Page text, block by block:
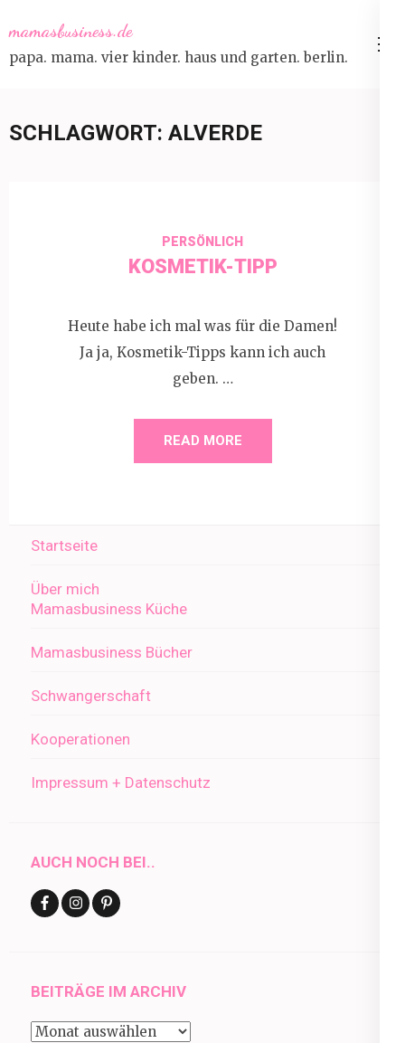
to
content
mamasbusiness.de
papa. mama. vier kinder. haus und garten. berlin.
SCHLAGWORT: ALVERDE
PERSÖNLICH
KOSMETIK-TIPP
Heute habe ich mal was für die Damen!
Ja ja, Kosmetik-Tipps kann ich auch
geben. …
READ MORE
Startseite
Über mich
Mamasbusiness Küche
Mamasbusiness Bücher
Schwangerschaft
Kooperationen
Impressum + Datenschutz
AUCH NOCH BEI..
BEITRÄGE IM ARCHIV
Beiträge